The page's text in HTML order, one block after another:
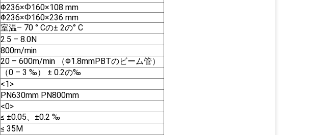
Φ236×Ф160×108 mm
Φ236×Ф160×236 mm
室温– 70 ° Cの± 2の° C
2.5 – 8.0N
800m/min
20 – 600m/min （Φ1.8mmPBTのビーム管）
（0 – 3 ‰） ± 0.2の‰
<1>
PN630mm PN800mm
<0>
≤ ±0.05、±0.2 ‰
≤ 35M